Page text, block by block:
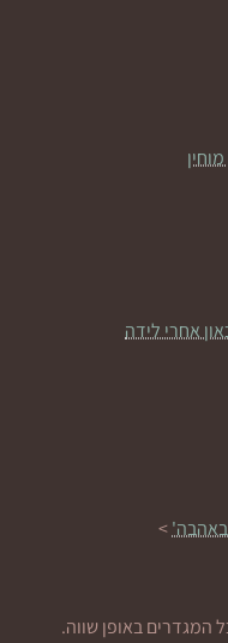
אחרי לידה
באהבה'>
המגדרים באופן שווה.